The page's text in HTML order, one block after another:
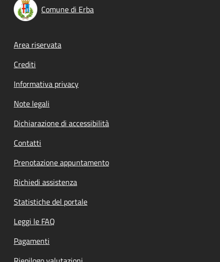
Comune di Erba
Footer menu
Area riservata
Crediti
Informativa privacy
Note legali
Dichiarazione di accessibilità
Contatti
Prenotazione appuntamento
Richiedi assistenza
Statistiche del portale
Leggi le FAQ
Pagamenti